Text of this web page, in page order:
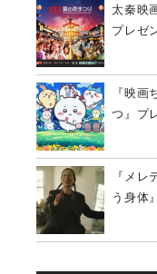
太秦映
プレゼ
『映
つ』プ
『メ
う身体